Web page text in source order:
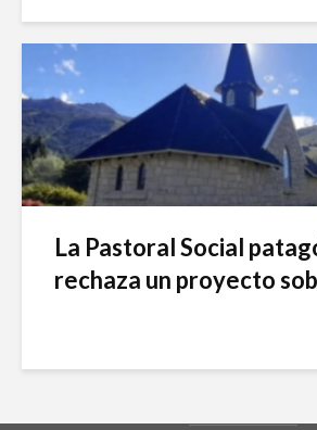
La Pastoral Social
rechaza un proyecto